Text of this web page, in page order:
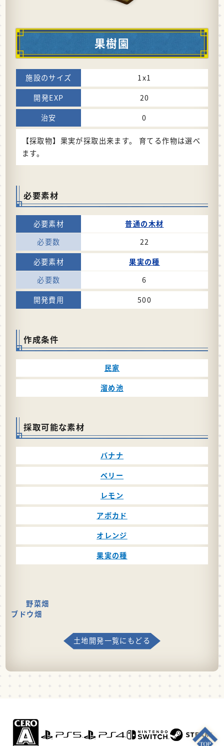
果樹園
1x1
20
0
【採取物】果実が採取出来ます。 育てる作物は選べ
ます。
必要素材
普通の木材
22
果実の種
6
500
作成条件
民家
溜め池
採取可能な素材
バナナ
ベリー
レモン
アボカド
オレンジ
果実の種
野菜畑
ブドウ畑
土地開発一覧にもどる